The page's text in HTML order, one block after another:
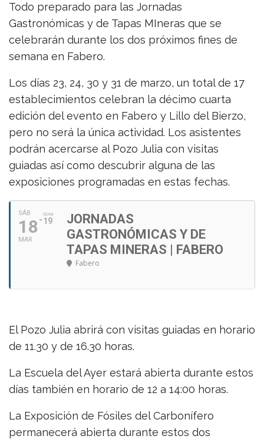
Todo preparado para las Jornadas
Gastronómicas y de Tapas MIneras que se
celebrarán durante los dos próximos fines de
semana en Fabero.
Los días 23, 24, 30 y 31 de marzo, un total de 17
establecimientos celebran la décimo cuarta
edición del evento en Fabero y Lillo del Bierzo,
pero no será la única actividad. Los asistentes
podrán acercarse al Pozo Julia con visitas
guiadas así como descubrir alguna de las
exposiciones programadas en estas fechas.
SÁB
18
MAR
DOM
19
JORNADAS
GASTRONÓMICAS Y DE
TAPAS MINERAS | FABERO
Fabero
El Pozo Julia abrirá con visitas guiadas en horario
de 11.30 y de 16.30 horas.
La Escuela del Ayer estará abierta durante estos
días también en horario de 12 a 14:00 horas.
La Exposición de Fósiles del Carbonífero
permanecerá abierta durante estos dos